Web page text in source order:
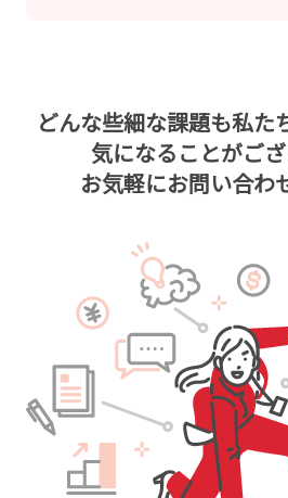
どんな些細な課題も私た
気になることがご
お気軽にお問い合わ